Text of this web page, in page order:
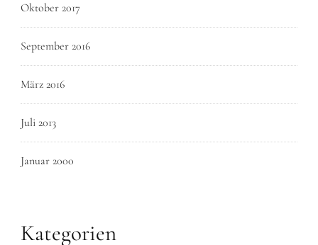
Oktober 2017
September 2016
März 2016
Juli 2013
Januar 2000
Kategorien